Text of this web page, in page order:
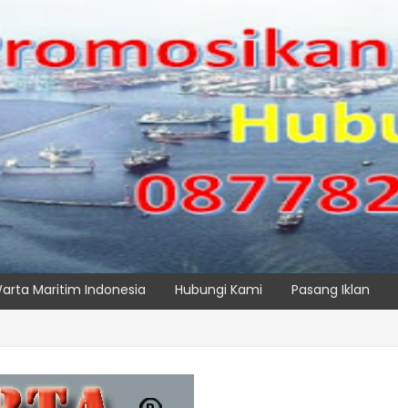
Maritim Indonesia Hubungi Kami Pasang Iklan